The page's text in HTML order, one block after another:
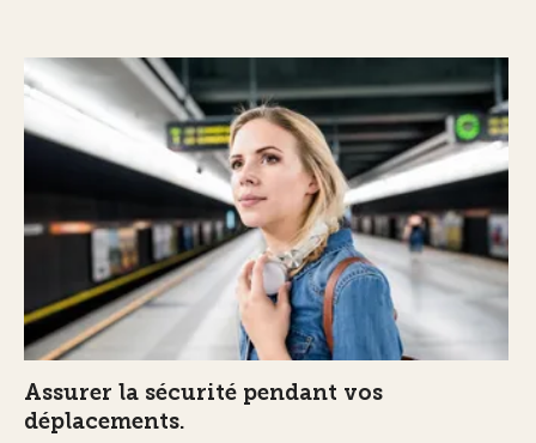
Assurer la sécurité pendant vos
déplacements.